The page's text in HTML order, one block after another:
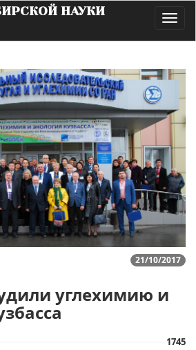
НАУКИ
21/10/2017
углехимию и
1745